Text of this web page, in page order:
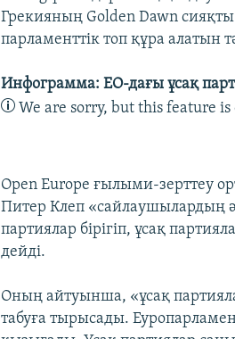
Грекияның Golden Dawn
парламенттік топ құра алатын
Инфограмма: ЕО-дағы ұсақ
We are sorry, but this feature
Open Europe ғылыми-зерттеу
Питер Клеп «сайлаушылардың
партиялар бірігіп, ұсақ
дейді.
Оның айтуынша, «ұсақ
табуға тырысады.